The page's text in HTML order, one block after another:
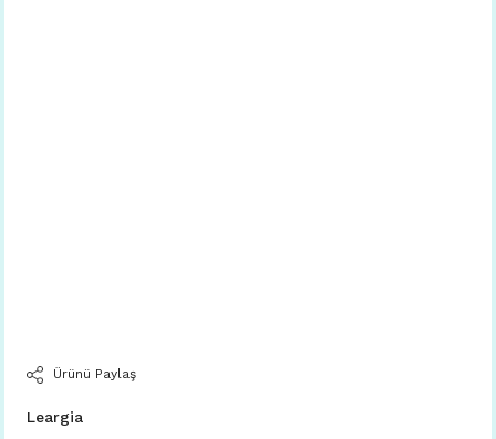
Ürünü Paylaş
Leargia